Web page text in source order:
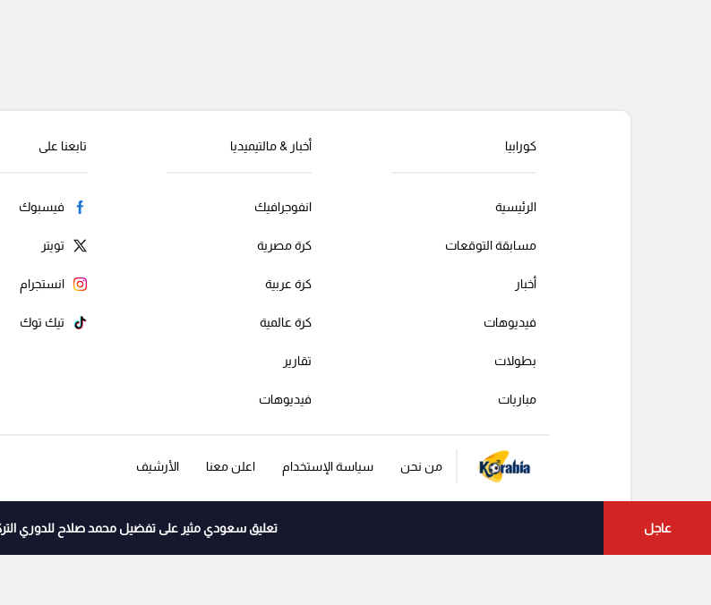
عاجل تعليق سعودي مثير على تفضيل محمد صلاح للدوري
كورابيا
الرئيسية
مسابقة التوقعات
أخبار
فيديوهات
بطولات
مباريات
أخبار & مالتيميديا
انفوجرافيك
كرة مصرية
كرة عربية
كرة عالمية
تقارير
فيديوهات
تابعنا على
فيسبوك
تويتر
انستجرام
تيك توك
من نحن سياسة الإستخدام اعلن معنا الأرشيف